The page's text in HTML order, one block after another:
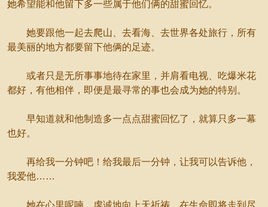
她希望能和他留下多一些属于他们俩的甜蜜回忆。
她要跟他一起去爬山、去看海、去世界各处旅行，所有
最美丽的地方都要留下他俩的足迹。
或者只是无所事事地待在家里，并肩看电视、吃爆米花
都好，有他相伴，即便是最寻常的事也会成为她的特别。
早知道就和他制造多一点点甜蜜回忆了，就算只多一幕
也好。
再给我一分钟吧！给我最后一分钟，让我可以告诉他，
我爱他……
她在心里呢喃，虔诚地向上天祈祷，在生命即将走到尽